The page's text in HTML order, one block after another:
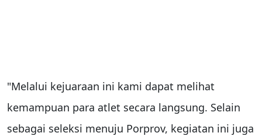
"Melalui kejuaraan ini kami dapat melihat
kemampuan para atlet secara langsung. Selain
sebagai seleksi menuju Porprov, kegiatan ini juga